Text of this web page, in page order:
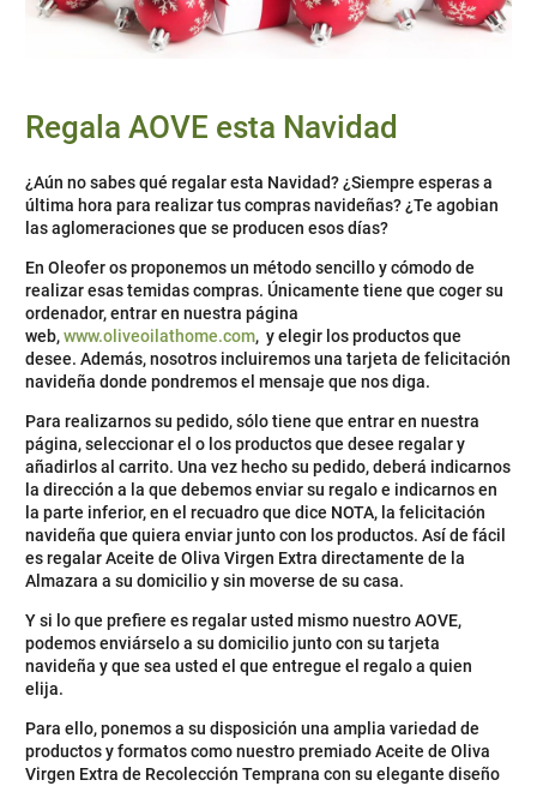
Regala AOVE esta Navidad
¿Aún no sabes qué regalar esta Navidad? ¿Siempre esperas a
última hora para realizar tus compras navideñas? ¿Te agobian
las aglomeraciones que se producen esos días?
En Oleofer os proponemos un método sencillo y cómodo de
realizar esas temidas compras. Únicamente tiene que coger su
ordenador, entrar en nuestra página
web,www.oliveoilathome.com, y elegir los productos que
desee. Además, nosotros incluiremos una tarjeta de felicitación
navideña donde pondremos el mensaje que nos diga.
Para realizarnos su pedido, sólo tiene que entrar en nuestra
página, seleccionar el o los productos que desee regalar y
añadirlos al carrito. Una vez hecho su pedido, deberá indicarnos
la dirección a la que debemos enviar su regalo e indicarnos en
la parte inferior, en el recuadro que dice NOTA, la felicitación
navideña que quiera enviar junto con los productos. Así de fácil
es regalar Aceite de Oliva Virgen Extra directamente de la
Almazara a su domicilio y sin moverse de su casa.
Y si lo que prefiere es regalar usted mismo nuestro AOVE,
podemos enviárselo a su domicilio junto con su tarjeta
navideña y que sea usted el que entregue el regalo a quien
elija.
Para ello, ponemos a su disposición una amplia variedad de
productos y formatos como nuestro premiado Aceite de Oliva
Virgen Extra de Recolección Temprana con su elegante diseño